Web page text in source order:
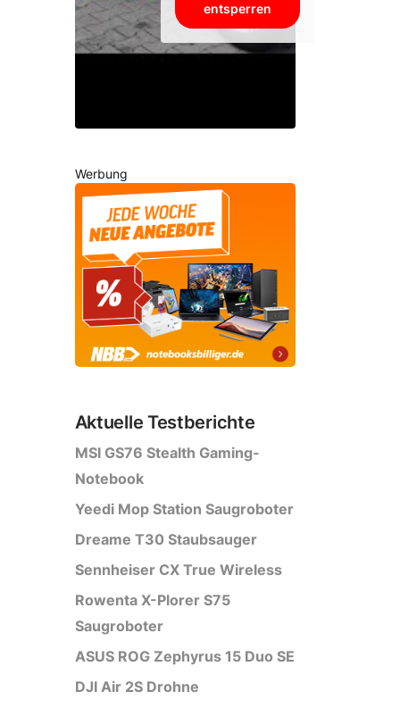
entsperren
Werbung
Aktuelle Testberichte
MSI GS76 Stealth Gaming-
Notebook
Yeedi Mop Station Saugroboter
Dreame T30 Staubsauger
Sennheiser CX True Wireless
Rowenta X-Plorer S75
Saugroboter
ASUS ROG Zephyrus 15 Duo SE
DJI Air 2S Drohne